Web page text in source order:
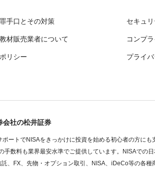
手口とその対策 セキュ
材販売業者について コンプ
リシー プライ
会社の松井証券
ートでNISAをきっかけに投資を始める初心者の方にも
数料も業界最安水準でご提供しています。NISAでの
、FX、先物・オプション取引、NISA、iDeCo等の各種